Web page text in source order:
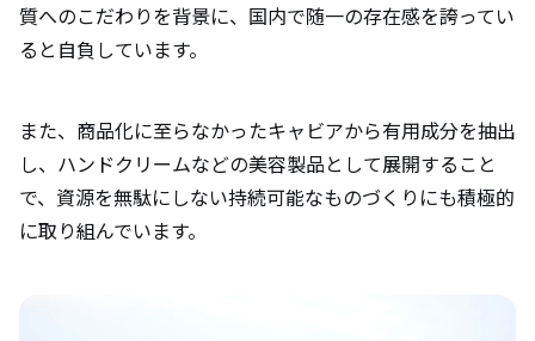
質へのこだわりを背景に、国内で随一の存在感を誇ってい
ると自負しています。
また、商品化に至らなかったキャビアから有用成分を抽出
し、ハンドクリームなどの美容製品として展開すること
で、資源を無駄にしない持続可能なものづくりにも積極的
に取り組んでいます。